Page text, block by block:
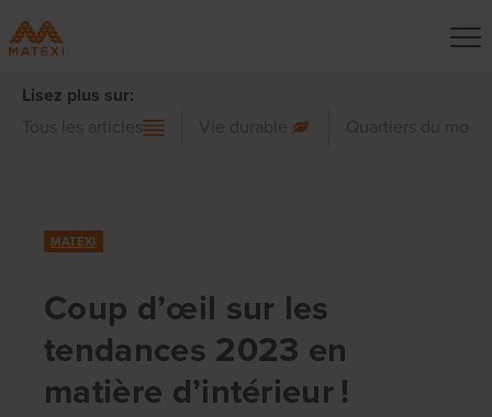
Lisez plus sur:
Tous les articles
Vie durable Quartiers du
MATEXI
Coup d’œil sur les
tendances 2023 en
matière d’intérieur !